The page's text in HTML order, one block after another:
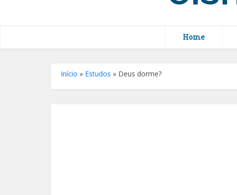
Home
Início » Estudos » Deus dorme?